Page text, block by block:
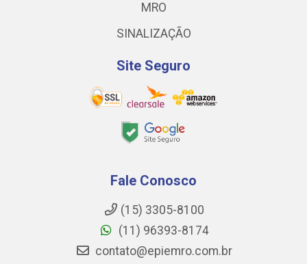
MRO
SINALIZAÇÃO
Site Seguro
Fale Conosco
(15) 3305-8100
(11) 96393-8174
contato@epiemro.com.br